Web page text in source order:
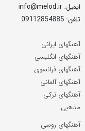
ایمیل: info@melod.ir
تلفن: 09112854885
آهنگهای ایرانی
آهنگهای انگلیسی
آهنگهای فرانسوی
آهنگهای آلمانی
آهنگهای ترکی
مذهبی
آهنگهای روسی